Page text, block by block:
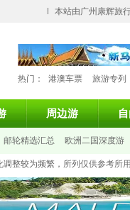
本站由广州康辉旅
热门： 港澳车票 旅游专列
周边游
邮轮精选汇总 欧洲二国深度游
整较为频繁，所列仅供参考